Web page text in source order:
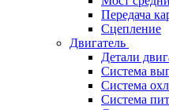
Передача
Сцепление
Двигатель
Детали
Система
Система
Система